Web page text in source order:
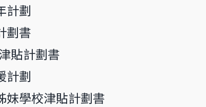
計劃
劃書
貼計劃書
計劃
妹學校津貼計劃書